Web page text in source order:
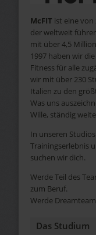
McFIT ist eine von
der weltweit
mit über 4,5
1997 haben wir
Fitness für alle
wir mit über 230
Italien zu den
Was uns
Wille, ständig
In unseren
Trainingserlebnis
suchen wir dich.
Werde Teil des
zum Beruf.
Werde
Das Studium